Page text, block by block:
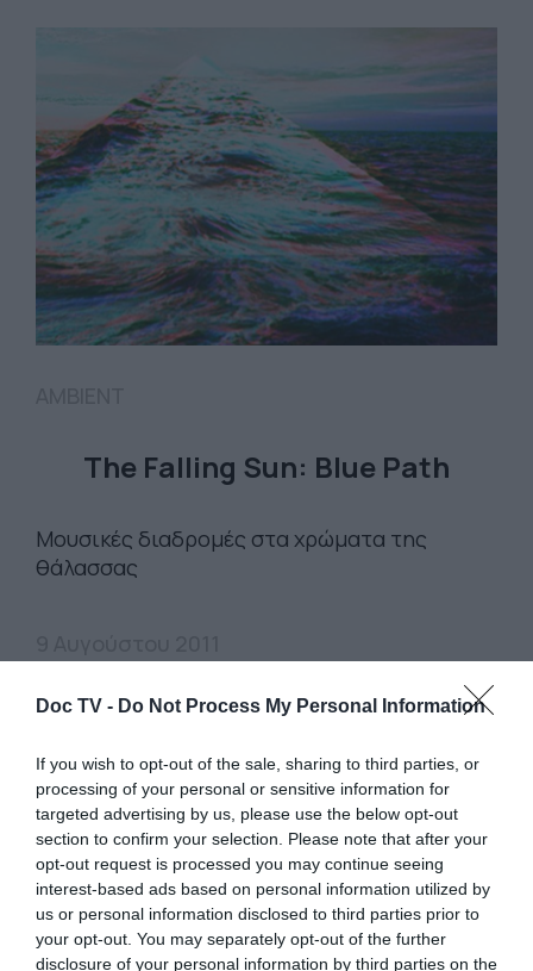
Doc TV - Do Not Process My Personal Information
If you wish to opt-out of the sale, sharing to third parties, or
processing of your personal or sensitive information for
targeted advertising by us, please use the below opt-out
section to confirm your selection. Please note that after your
opt-out request is processed you may continue seeing
interest-based ads based on personal information utilized by
us or personal information disclosed to third parties prior to
your opt-out. You may separately opt-out of the further
disclosure of your personal information by third parties on the
The Falling Sun: Blue Path
Μουσικές διαδρομές στα χρώματα της
θάλασσας